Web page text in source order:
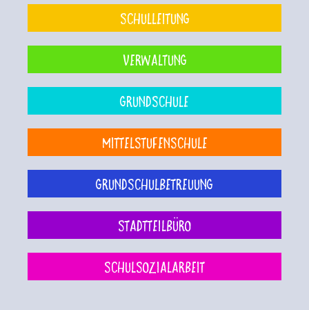
Schulleitung
Verwaltung
Grundschule
Mittelstufenschule
Grundschulbetreuung
Stadtteilbüro
Schulsozialarbeit